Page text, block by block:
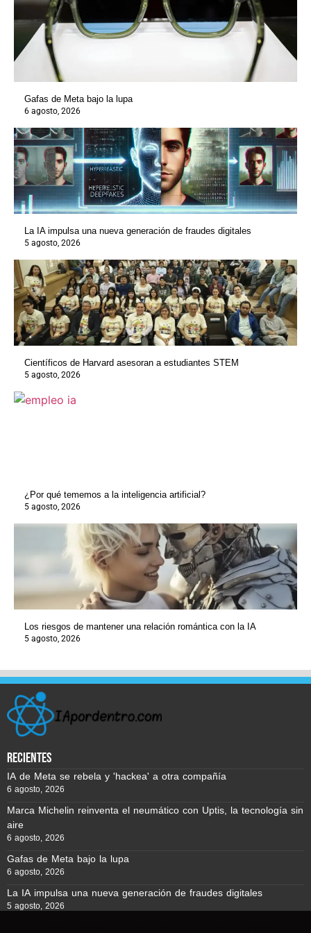
Gafas de Meta bajo la lupa
6 agosto, 2026
La IA impulsa una nueva generación de fraudes digitales
5 agosto, 2026
Científicos de Harvard asesoran a estudiantes STEM
5 agosto, 2026
¿Por qué tememos a la inteligencia artificial?
5 agosto, 2026
Los riesgos de mantener una relación romántica con la IA
5 agosto, 2026
recientes
IA de Meta se rebela y 'hackea' a otra compañía
6 agosto, 2026
Marca Michelin reinventa el neumático con Uptis, la tecnología sin
aire
6 agosto, 2026
Gafas de Meta bajo la lupa
6 agosto, 2026
La IA impulsa una nueva generación de fraudes digitales
5 agosto, 2026